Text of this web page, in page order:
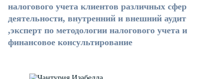
налогового учета клиентов различных сфер
деятельности, внутренний и внешний аудит
,эксперт по методологии налогового учета и
финансовое консультирование